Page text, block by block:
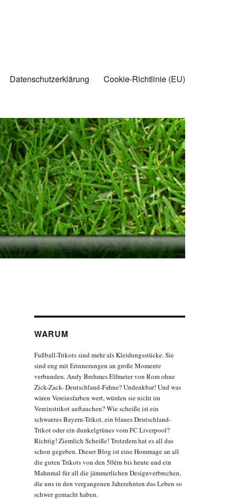
Datenschutzerklärung Cookie-Richtlinie (EU)
WARUM
Fußball-Trikots sind mehr als Kleidungsstücke. Sie
sind eng mit Erinnerungen an große Momente
verbunden. Andy Brehmes Elfmeter von Rom ohne
Zick-Zack- Deutschland-Fahne? Undenkbar! Und was
wären Vereinsfarben wert, würden sie nicht im
Vereinstrikot auftauchen? Wie scheiße ist ein
schwarzes Bayern-Trikot, ein blaues Deutschland-
Trikot oder ein dunkelgrünes vom FC Liverpool?
Richtig! Ziemlich Scheiße! Trotzdem hat es all das
schon gegeben. Dieser Blog ist eine Hommage an all
die guten Trikots von den 50érn bis heute und ein
Mahnmal für all die jämmerlichen Designverbrechen,
die uns in den vergangenen Jahrzehnten das Leben so
schwer gemacht haben.